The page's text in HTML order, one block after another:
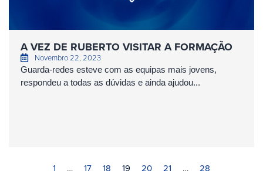
A VEZ DE RUBERTO VISITAR A FORMAÇÃO
Novembro 22, 2023
Guarda-redes esteve com as equipas mais jovens,
respondeu a todas as dúvidas e ainda ajudou...
1 … 17 18 19 20 21 … 28